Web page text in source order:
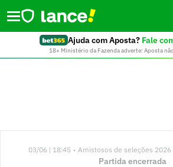
Ajuda com Aposta? Fale
18+ Ministério da Fazenda adverte: Aposta
03/06 | 18:45 • Amistosos de seleções 2026
Partida encerrada